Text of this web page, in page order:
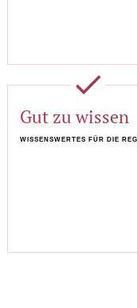
done
Gut zu wissen
WISSENSWERTES FÜR DIE